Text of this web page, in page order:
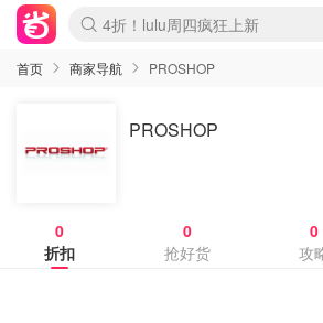
Boticinal 夏促开抢！
4折！lulu周四疯狂上新
还没结束！&OtherStories大促
Joybuy变相75折 随时失效
速领！Stanley独家85折
疑似霸哥！Camper额外叠85折
Zalando 奥莱闪促！每日更新
Moncler反季囤！5折起+叠9折
Coach Brooklyn仅€192
首页 商家导航 PROSHOP
PROSHOP
0
折扣
0
抢好货
0
攻